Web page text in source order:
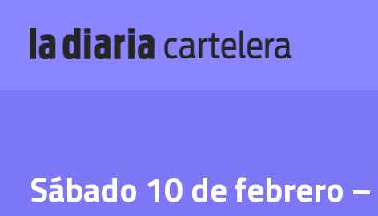
Sábado 10 de febrero